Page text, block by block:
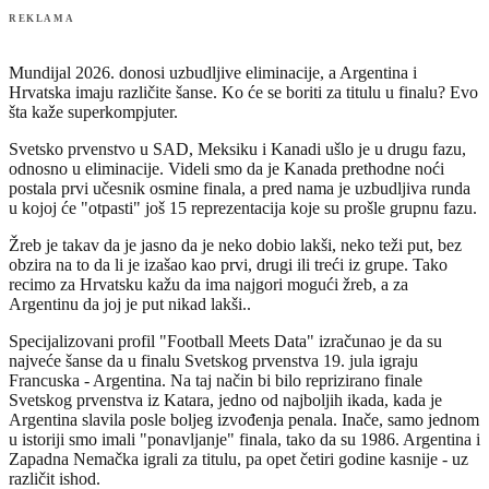
REKLAMA
Mundijal 2026. donosi uzbudljive eliminacije, a Argentina i
Hrvatska imaju različite šanse. Ko će se boriti za titulu u finalu? Evo
šta kaže superkompjuter.
Svetsko prvenstvo u SAD, Meksiku i Kanadi ušlo je u drugu fazu,
odnosno u eliminacije. Videli smo da je Kanada prethodne noći
postala prvi učesnik osmine finala, a pred nama je uzbudljiva runda
u kojoj će "otpasti" još 15 reprezentacija koje su prošle grupnu fazu.
Žreb je takav da je jasno da je neko dobio lakši, neko teži put, bez
obzira na to da li je izašao kao prvi, drugi ili treći iz grupe. Tako
recimo za Hrvatsku kažu da ima najgori mogući žreb, a za
Argentinu da joj je put nikad lakši..
Specijalizovani profil "Football Meets Data" izračunao je da su
najveće šanse da u finalu Svetskog prvenstva 19. jula igraju
Francuska - Argentina. Na taj način bi bilo reprizirano finale
Svetskog prvenstva iz Katara, jedno od najboljih ikada, kada je
Argentina slavila posle boljeg izvođenja penala. Inače, samo jednom
u istoriji smo imali "ponavljanje" finala, tako da su 1986. Argentina i
Zapadna Nemačka igrali za titulu, pa opet četiri godine kasnije - uz
različit ishod.